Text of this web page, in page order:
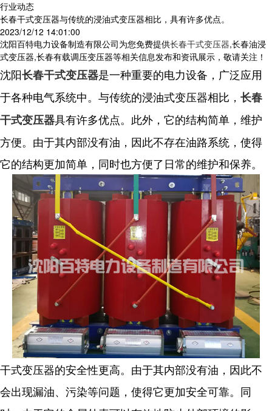
行业动态
长春干式变压器与传统的浸油式变压器相比，具有许多优点。
2023/12/12 14:01:00
沈阳百特电力设备制造有限公司为您免费提供长春干式变压器,长春油浸
式变压器,长春有载调压变压器等相关信息发布和资讯展示，敬请关注！
沈阳长春干式变压器是一种重要的电力设备，广泛应用
于各种电气系统中。与传统的浸油式变压器相比， 长春
干式变压器具有许多优点。此外，它的结构简单，维护
方便。由于其内部没有油，因此不存在油路系统，使得
它的结构更加简单，同时也方便了日常的维护和保养。
干式变压器的安全性更高。由于其内部没有油，因此不
会出现漏油、污染等问题，使得它更加安全可靠。同